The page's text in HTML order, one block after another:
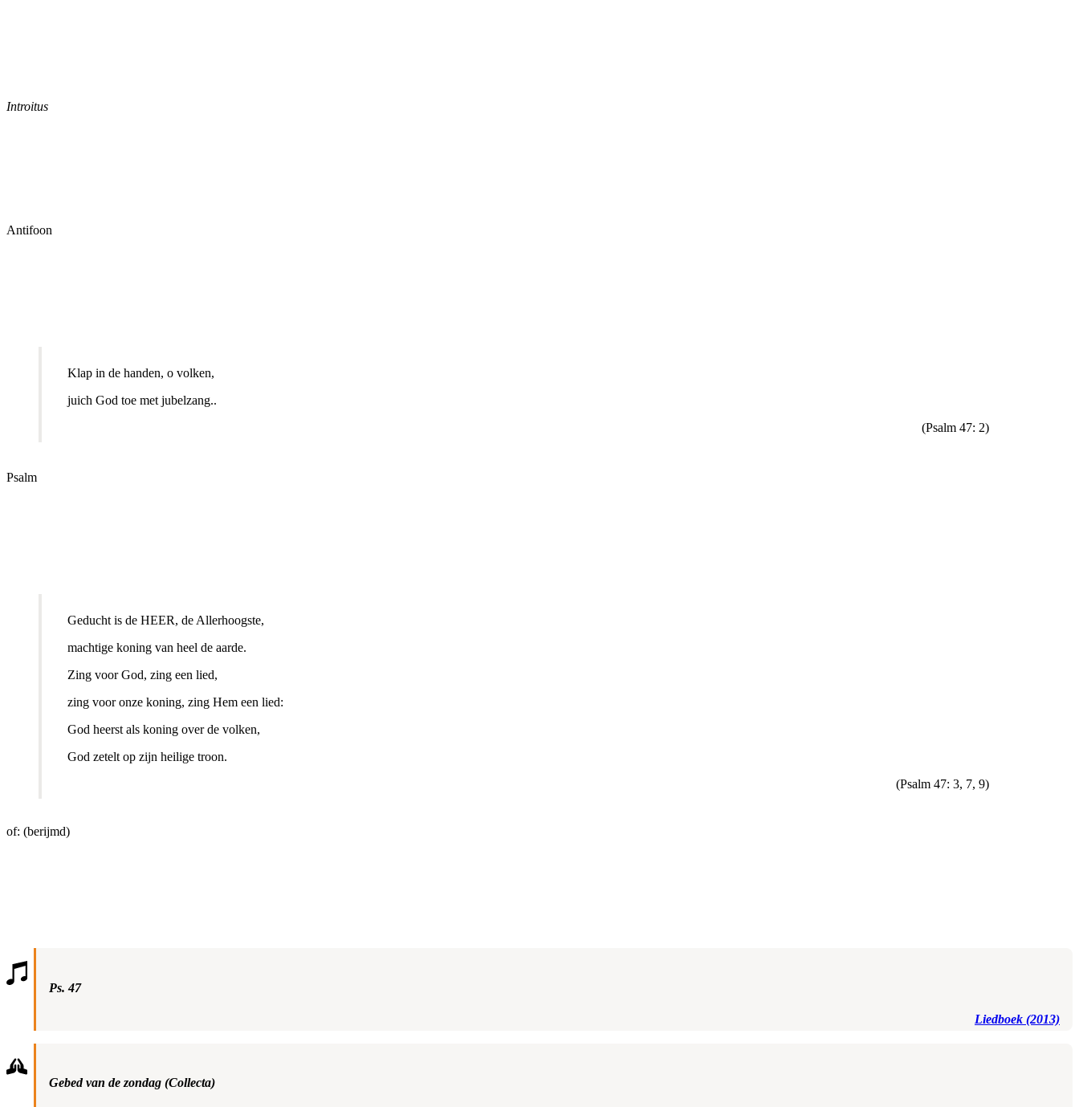
Introitus
Antifoon
Klap in de handen, o volken,
juich God toe met jubelzang..
(Psalm 47: 2)
Psalm
Geducht is de HEER, de Allerhoogste,
machtige koning van heel de aarde.
Zing voor God, zing een lied,
zing voor onze koning, zing Hem een lied:
God heerst als koning over de volken,
God zetelt op zijn heilige troon.
(Psalm 47: 3, 7, 9)
of: (berijmd)
Ps. 47
Liedboek (2013)
Gebed van de zondag (Collecta)